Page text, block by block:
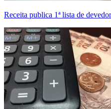
Receita publica 1ª lista de